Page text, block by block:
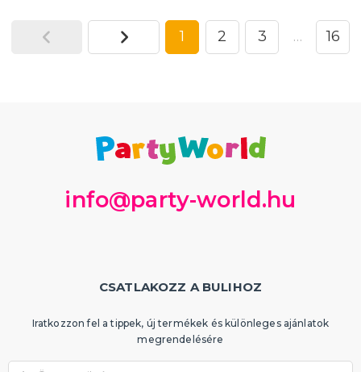
1 2 3 … 16
info@party-world.hu
CSATLAKOZZ A BULIHOZ
Iratkozzon fel a tippek, új termékek és különleges ajánlatok
megrendelésére